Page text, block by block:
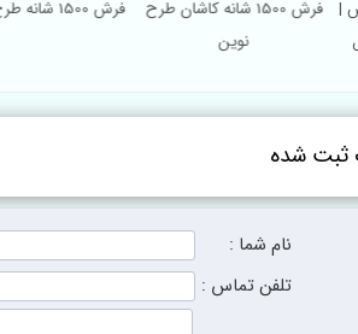
فرش 1500 شانه طرح گلساران
فرش 1500 شانه کاشان طرح
نوین
|
ثبت شده
نام شما :
تلفن تماس :